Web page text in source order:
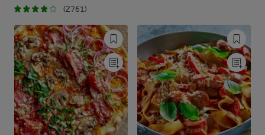
(2761)